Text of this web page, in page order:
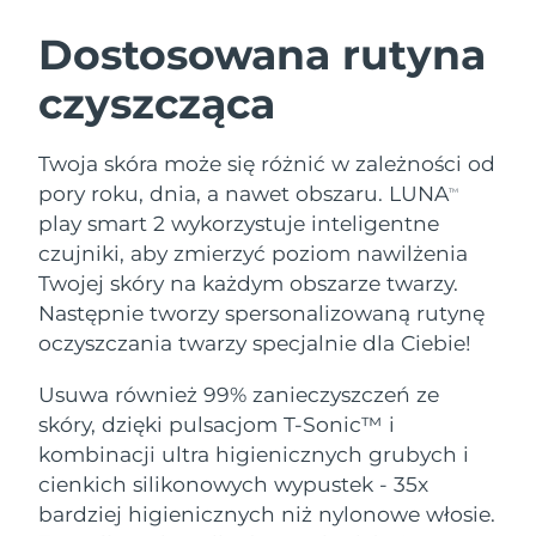
Dostosowana rutyna
czyszcząca
Twoja skóra może się różnić w zależności od
pory roku, dnia, a nawet obszaru. LUNATM
play smart 2 wykorzystuje inteligentne
czujniki, aby zmierzyć poziom nawilżenia
Twojej skóry na każdym obszarze twarzy.
Następnie tworzy spersonalizowaną rutynę
oczyszczania twarzy specjalnie dla Ciebie!
Usuwa również 99% zanieczyszczeń ze
skóry, dzięki pulsacjom T-Sonic™ i
kombinacji ultra higienicznych grubych i
cienkich silikonowych wypustek - 35x
bardziej higienicznych niż nylonowe włosie.
Oczyszczanie twarzy
LUNA™ 4 zestaw
Anti-aging massage
LUNA™ 4 Plus
Massage, LED heating
LUNA™ 4 Men
For men, anti-aging massage
Lifting twarzy
BEAR™ 2 zestaw
Microcurrent toning
BEAR™ 2 go
Microcurrent toning on-the-go
BEAR™ 2 eyes & lips
Microcurrent line smoothing device
Nawilżenie
UFO™ 3 zestaw
Deep facial hydration
UFO™ 3 LED
Near-infrared and red light therapy
device
Pielęgnacja jamy
ustnej
issa™ 4
Hybrid silicone sonic toothbrush
issa™ 4 plus
Smart hybrid silicone sonic toothbrush
FAQ™ ZABIEG ANTI-AGING
Anti-aging Zabiegi LED
NEW
Australia
Austria
Oczekiwany czas dostawy
Bahrajn
Oczekiwany czas dostawy
10/08/2026
Belgia
Oczekiwany czas dostawy
09/08/2026
Bermudy
15/08/2026
Bośnia i
Hercegowina
Oczekiwany czas dostawy
12/08/2026
Oczekiwany czas dostawy